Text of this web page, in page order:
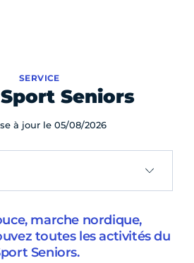
Seniors
SERVICE
à jour le 05/08/2026
marche nordique,
toutes les activités du
Seniors.